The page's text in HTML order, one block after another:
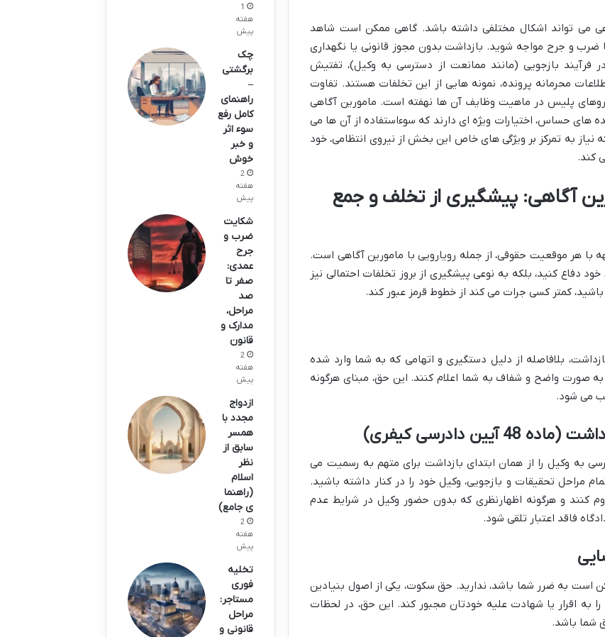
می تواند اشکال مختلفی داشته باشد. گاهی ممکن است شاهد
ضرب و جرح مواجه شوید. بازداشت بدون مجوز قانونی یا نگهداری
فرآیند بازجویی (مانند ممانعت از دسترسی به وکیل)، تفتیش
محرمانه پرونده، نمونه هایی از این تخلفات هستند. تفاوت
پلیس در ماهیت وظایف آن ها نهفته است. مامورین آگاهی
های حساس، اختیارات ویژه ای دارند که سوءاستفاده از آن ها می
به تمرکز بر ویژگی های خاص این بخش از نیروی انتظامی، خود
کند.
آگاهی: پیشگیری از تخلف و جمع
با هر موقعیت حقوقی، از جمله رویارویی با مامورین آگاهی است.
دفاع کنید، بلکه به نوعی پیشگیری از بروز تخلفات احتمالی نیز
کمتر کسی جرات می کند از خطوط قرمز عبور کند.
بلافاصله از دلیل دستگیری و اتهامی که به شما وارد شده
صورت واضح و شفاف به شما اعلام کنند. این حق، مبنای هرگونه
می شود.
دادرسی کیفری)
به وکیل را از همان ابتدای بازداشت برای متهم به رسمیت می
مراحل تحقیقات و بازجویی، وکیل خود را در کنار داشته باشید.
کنند و هرگونه اظهارنظری که بدون حضور وکیل در شرایط عدم
فاقد اعتبار تلقی شود.
است به ضرر شما باشد، ندارید. حق سکوت، یکی از اصول بنیادین
اقرار یا شهادت علیه خودتان مجبور کند. این حق، در لحظات
شما باشد.
1
هفته
پیش
چک
برگشتی
–
راهنمای
کامل رفع
سوء اثر
و خبر
خوش
2
هفته
پیش
شکایت
ضرب و
جرح
عمدی:
صفر تا
صد
مراحل،
مدارک و
قانون
2
هفته
پیش
ازدواج
مجدد با
همسر
سابق از
نظر
اسلام
(راهنما
ی جامع)
2
هفته
پیش
تخلیه
فوری
مستاجر:
مراحل
قانونی و